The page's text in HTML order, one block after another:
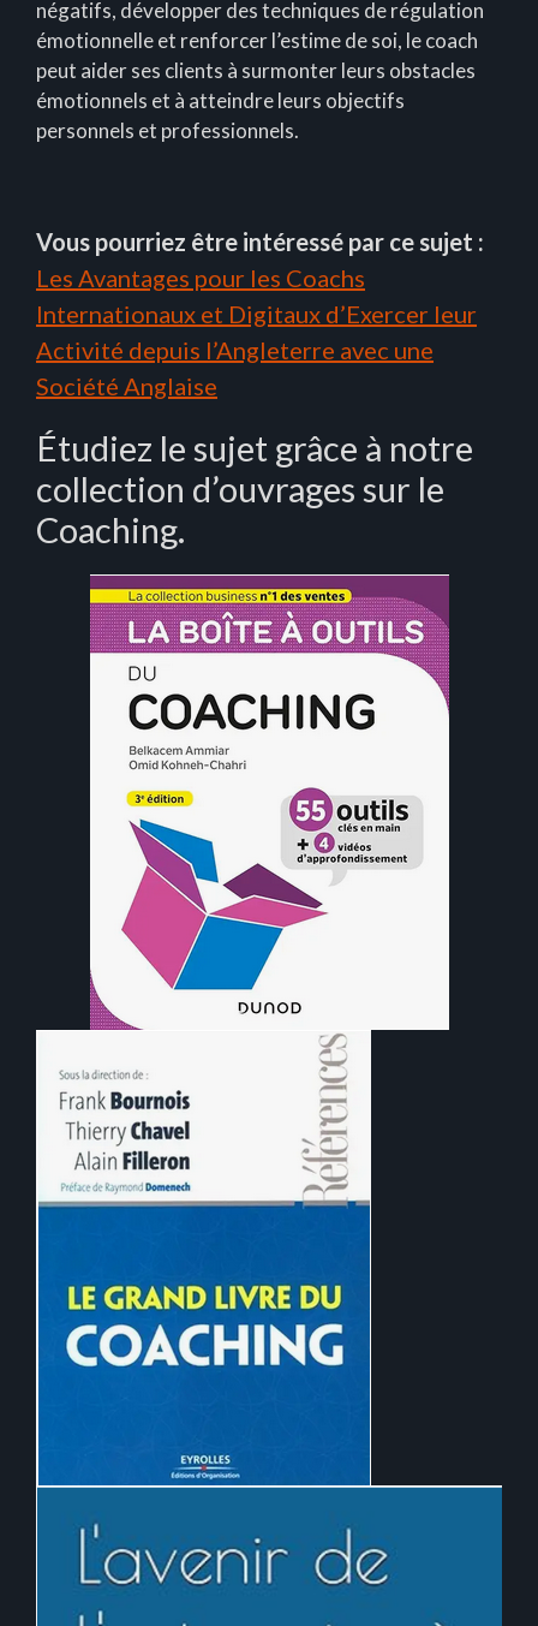
négatifs, développer des techniques de régulation
émotionnelle et renforcer l’estime de soi, le coach
peut aider ses clients à surmonter leurs obstacles
émotionnels et à atteindre leurs objectifs
personnels et professionnels.
Vous pourriez être intéressé par ce sujet :
Les Avantages pour les Coachs
Internationaux et Digitaux d’Exercer leur
Activité depuis l’Angleterre avec une
Société Anglaise
Étudiez le sujet grâce à notre
collection d’ouvrages sur le
Coaching.